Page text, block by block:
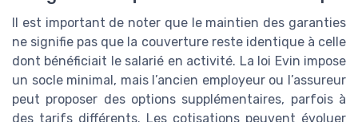
Il est important de noter que le maintien des garanties
ne signifie pas que la couverture reste identique à celle
dont bénéficiait le salarié en activité. La loi Evin impose
un socle minimal, mais l’ancien employeur ou l’assureur
peut proposer des options supplémentaires, parfois à
des tarifs différents. Les cotisations peuvent évoluer